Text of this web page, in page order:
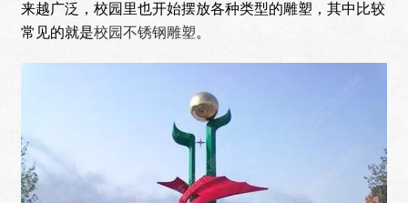
来越广泛，校园里也开始摆放各种类型的雕塑，其中比较
常见的就是校园不锈钢雕塑。